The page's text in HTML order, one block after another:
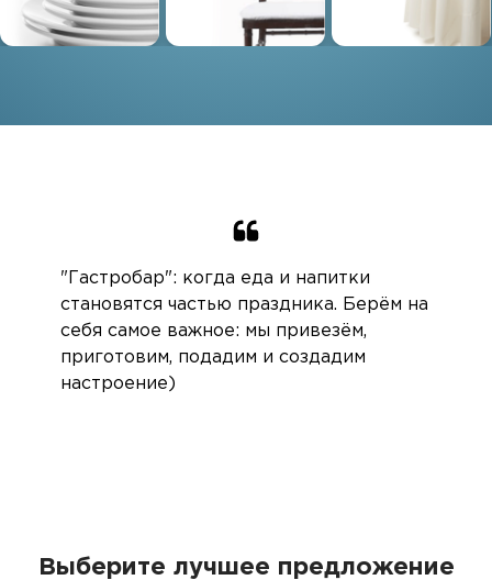
"Гастробар": когда еда и напитки
становятся частью праздника. Берём на
себя самое важное: мы привезём,
приготовим, подадим и создадим
настроение)
Выберите лучшее предложение